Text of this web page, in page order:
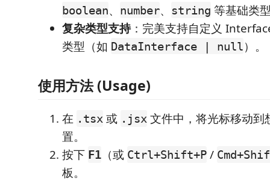
boolean、 number、 string 等基础类
复杂类型支持：完美支持自定义
类型（如 DataInterface | null）。
使用方法 (Usage)
在 .tsx 或 .jsx 文件中，将光标移动到
置。
按下 F1 （或 Ctrl+Shift+P /
板。